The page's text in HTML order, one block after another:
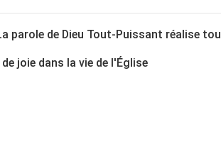
享
parole de Dieu Tout-Puissant réalise
joie dans la vie de l'Église